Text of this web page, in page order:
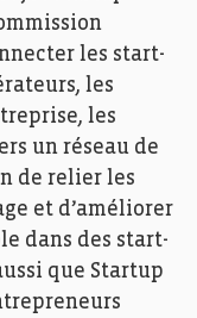
les start-
les
les
un réseau de
de relier les
et d’améliorer
dans des start-
que Startup